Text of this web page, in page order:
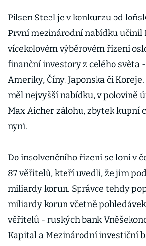
Pilsen Steel je v konkurzu od
První mezinárodní nabídku učinil
vícekolovém výběrovém řízení
finanční investory z celého světa
Ameriky, Číny, Japonska či
měl nejvyšší nabídku, v polovině
Max Aicher zálohu, zbytek kupní
nyní.
Do insolvenčního řízení se loni v
87 věřitelů, kteří uvedli, že jim
miliardy korun. Správce tehdy
miliardy korun včetně
věřitelů - ruských bank
Kapital a Mezinárodní investiční